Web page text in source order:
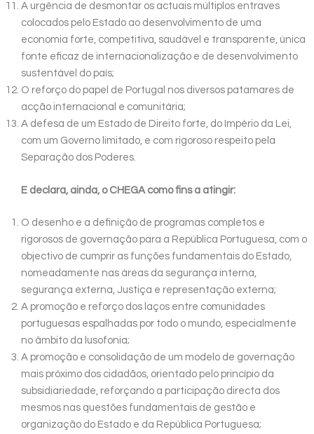
A urgência de desmontar os actuais múltiplos entraves
colocados pelo Estado ao desenvolvimento de uma
economia forte, competitiva, saudável e transparente, única
fonte eficaz de internacionalização e de desenvolvimento
sustentável do país;
O reforço do papel de Portugal nos diversos patamares de
acção internacional e comunitária;
A defesa de um Estado de Direito forte, do Império da Lei,
com um Governo limitado, e com rigoroso respeito pela
Separação dos Poderes.
E declara, ainda, o CHEGA como fins a atingir:
O desenho e a definição de programas completos e
rigorosos de governação para a República Portuguesa, com o
objectivo de cumprir as funções fundamentais do Estado,
nomeadamente nas áreas da segurança interna,
segurança externa, Justiça e representação externa;
A promoção e reforço dos laços entre comunidades
portuguesas espalhadas por todo o mundo, especialmente
no âmbito da lusofonia;
A promoção e consolidação de um modelo de governação
mais próximo dos cidadãos, orientado pelo princípio da
subsidiariedade, reforçando a participação directa dos
mesmos nas questões fundamentais de gestão e
organização do Estado e da República Portuguesa;